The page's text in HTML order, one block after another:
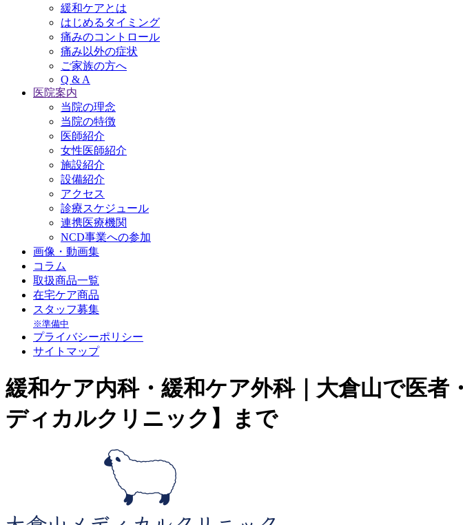
緩和ケアとは
はじめるタイミング
痛みのコントロール
痛み以外の症状
ご家族の方へ
Q & A
医院案内
当院の理念
当院の特徴
医師紹介
女性医師紹介
施設紹介
設備紹介
アクセス
診療スケジュール
連携医療機関
NCD事業への参加
画像・動画集
コラム
取扱商品一覧
在宅ケア商品
スタッフ募集
※準備中
プライバシーポリシー
サイトマップ
緩和ケア内科・緩和ケア外科｜大倉山で医
ディカルクリニック】まで